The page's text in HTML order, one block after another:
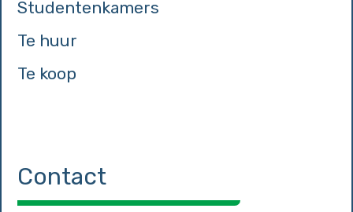
Studentenkamers
Te huur
Te koop
Contact